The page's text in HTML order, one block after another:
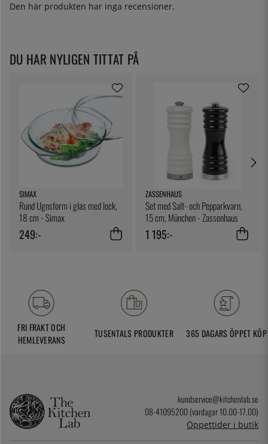
Den här produkten har inga recensioner.
DU HAR NYLIGEN TITTAT PÅ
SIMAX
Rund Ugnsform i glas med lock,
18 cm - Simax
249:-
ZASSENHAUS
Set med Salt- och Pepparkvarn,
15 cm, München - Zassenhaus
1 195:-
FRI FRAKT OCH
HEMLEVERANS
TUSENTALS PRODUKTER 365 DAGARS ÖPPET KÖP
kundservice@kitchenlab.se
08-41095200 (vardagar 10.00-17.00)
Öppettider i butik